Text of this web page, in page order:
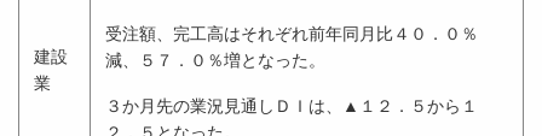
建設
業
受注額、完工高はそれぞれ前年同月比４０．０％
減、５７．０％増となった。
３か月先の業況見通しＤＩは、▲１２．５から１